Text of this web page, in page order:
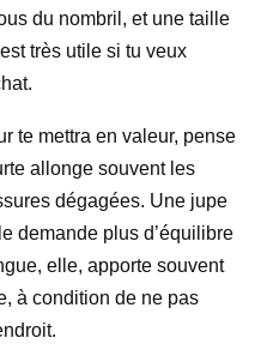
du nombril, et une taille
très utile si tu veux
te mettra en valeur, pense
allonge souvent les
dégagées. Une jupe
demande plus d’équilibre
elle, apporte souvent
à condition de ne pas